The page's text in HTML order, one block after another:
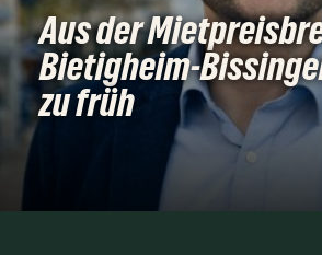
Aus der
Bietigheim-
zu früh